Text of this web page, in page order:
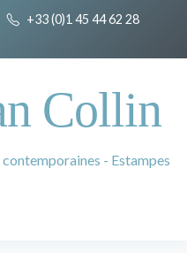
+33 (0)1 45 44 62 28
Collin
- Estampes